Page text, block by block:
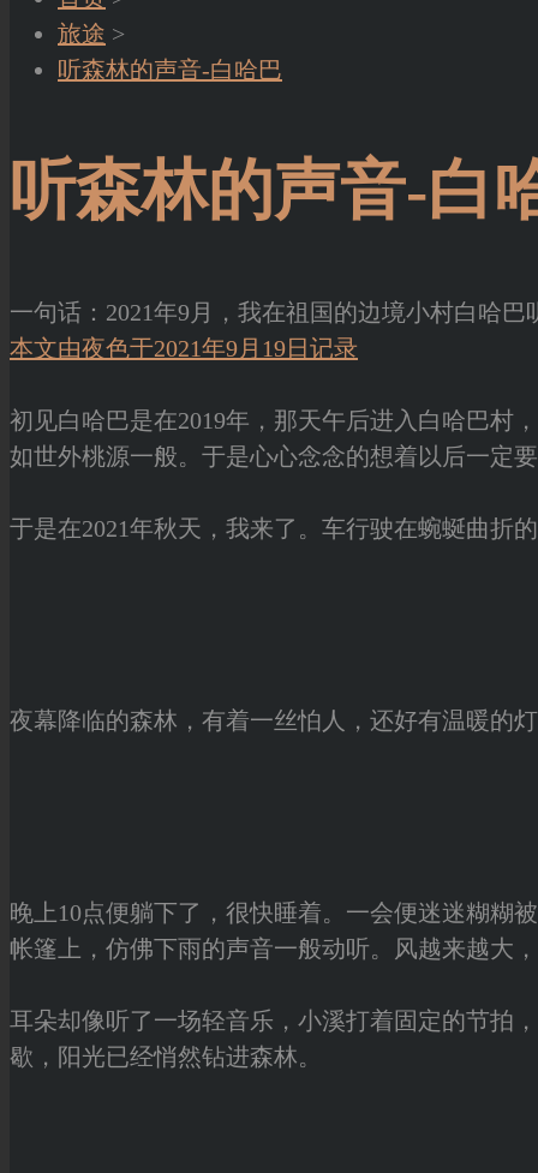
旅途 >
听森林的声音-白哈巴
听森林的声音-白
一句话：2021年9月，我在祖国的边境小村白哈
本文由夜色于2021年9月19日记录
初见白哈巴是在2019年，那天午后进入白哈巴村
如世外桃源一般。于是心心念念的想着以后一定
于是在2021年秋天，我来了。车行驶在蜿蜒曲折
夜幕降临的森林，有着一丝怕人，还好有温暖的
晚上10点便躺下了，很快睡着。一会便迷迷糊糊
帐篷上，仿佛下雨的声音一般动听。风越来越大
耳朵却像听了一场轻音乐，小溪打着固定的节拍
歇，阳光已经悄然钻进森林。